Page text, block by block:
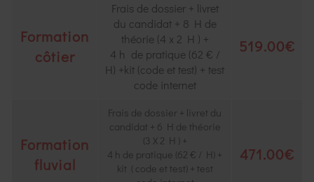
Formation
côtier
Frais de dossier + livret
du candidat + 8 H de
théorie (4 x 2 H ) +
4 h de pratique (62 € /
H) +kit (code et test) + test
code internet
519.00€
Formation
fluvial
Frais de dossier + livret du
candidat + 6 H de théorie
(3 X 2 H ) +
4 h de pratique (62 € / H) +
kit ( code et test) + test
471.00€